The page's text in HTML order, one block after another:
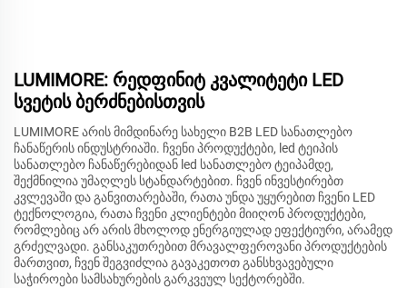
LUMIMORE: რედფინიტ კვალიტეტი LED
სვეტის ბერძნებისთვის
LUMIMORE არის მიმდინარე სახელი B2B LED სანათლებო
ჩანაწერის ინდუსტრიაში. ჩვენი პროდუქტები, led ტეიპის
სანათლებო ჩანაწერებიდან led სანათლებო ტეიპამდე,
შექმნილია უმაღლეს სტანდარტებით. ჩვენ ინვესტირებთ
კვლევაში და განვითარებაში, რათა უნდა უყურებით ჩვენი LED
ტექნოლოგია, რათა ჩვენი კლიენტები მიიღონ პროდუქტები,
რომლებიც არ არის მხოლოდ ენერგიულად ეფექტიური, არამედ
გრძელვადი. განსაკუთრებით მრავალფეროვანი პროდუქტების
მართვით, ჩვენ შეგვიძლია გავაკეთოთ განსხვავებული
საჭიროები სამსახურების გარკვეულ სექტორებში.